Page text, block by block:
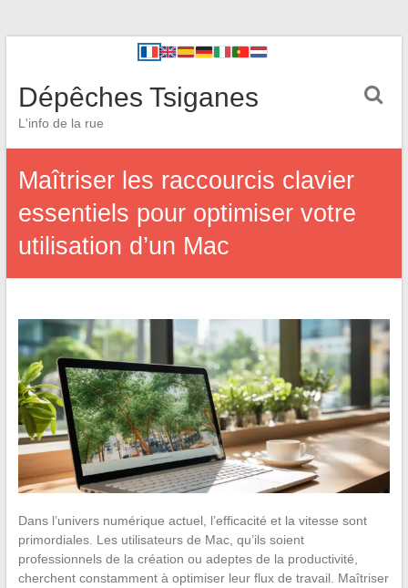
Dépêches Tsiganes
L'info de la rue
Maîtriser les raccourcis clavier
essentiels pour optimiser votre
utilisation d’un Mac
Dans l’univers numérique actuel, l’efficacité et la vitesse sont
primordiales. Les utilisateurs de Mac, qu’ils soient
professionnels de la création ou adeptes de la productivité,
cherchent constamment à optimiser leur flux de travail. Maîtriser